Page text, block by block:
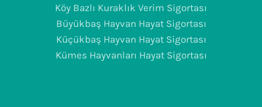
Köy Bazlı Kuraklık Verim Sigortası
Büyükbaş Hayvan Hayat Sigortası
Küçükbaş Hayvan Hayat Sigortası
Kümes Hayvanları Hayat Sigortası